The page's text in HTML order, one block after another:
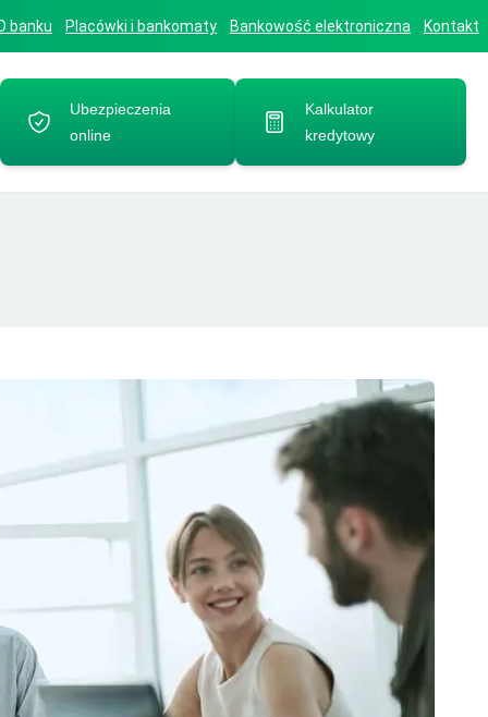
banku Placówki i bankomaty Bankowość elektroniczna Kontakt
Ubezpieczenia
online
Kalkulator
kredytowy